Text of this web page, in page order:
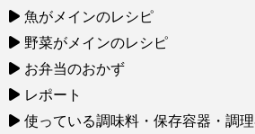
魚がメインのレシピ
野菜がメインのレシピ
お弁当のおかず
レポート
使っている調味料・保存容器・調